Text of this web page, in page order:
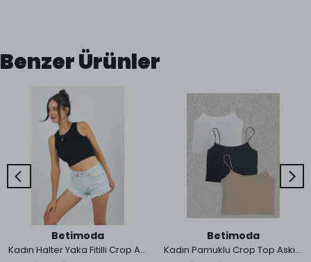
Benzer Ürünler
Betimoda
Kadın Halter Yaka Fitilli Crop Atlet
Betimoda
Kadın Pamuklu Crop Top Askılı Büstiyer 3 Adet